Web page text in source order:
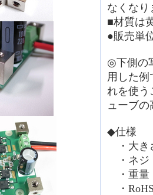
なくなり
■材質は
●販売単
◎下側の
用した例
れを使う
ューブ
◆仕様
・大き
・ネジ
・重量
・